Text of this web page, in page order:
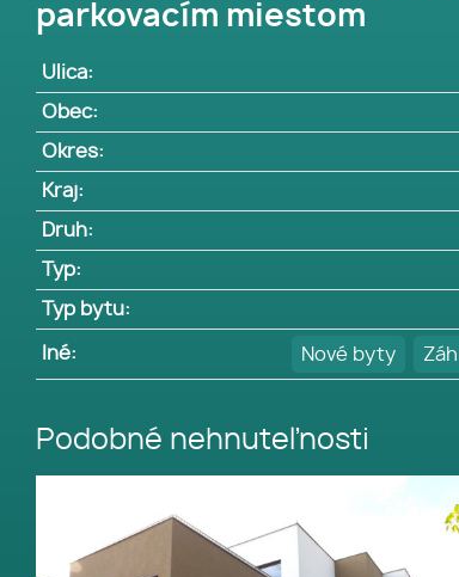
parkovacím miestom
Ulica:
Obec:
Okres:
Kraj:
Druh:
Typ:
Typ bytu:
Iné: Nové byty
Podobné nehnuteľnosti
SLNEČNÉ JAZERÁ JUH – NA
PREDAJ – novostavba 3